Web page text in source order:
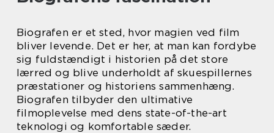
Biografen er et sted, hvor magien ved film
bliver levende. Det er her, at man kan fordybe
sig fuldstændigt i historien på det store
lærred og blive underholdt af skuespillernes
præstationer og historiens sammenhæng.
Biografen tilbyder den ultimative
filmoplevelse med dens state-of-the-art
teknologi og komfortable sæder.